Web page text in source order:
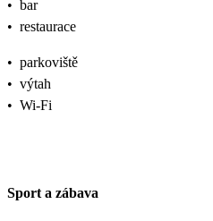
• bar
• restaurace
• parkoviště
• výtah
• Wi-Fi
Sport a zábava